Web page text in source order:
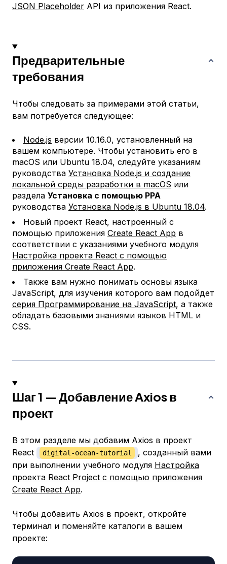
JSON Placeholder API из приложения React.
Предварительные
требования
Чтобы следовать за примерами этой статьи,
вам потребуется следующее:
Node.js версии 10.16.0, установленный на
вашем компьютере. Чтобы установить его в
macOS или Ubuntu 18.04, следуйте указаниям
руководства Установка Node.js и создание
локальной среды разработки в macOS или
раздела Установка с помощью PPA
руководства Установка Node.js в Ubuntu 18.04.
Новый проект React, настроенный с
помощью приложения Create React App в
соответствии с указаниями учебного модуля
Настройка проекта React с помощью
приложения Create React App.
Также вам нужно понимать основы языка
JavaScript, для изучения которого вам подойдет
серия Программирование на JavaScript, а также
обладать базовыми знаниями языков HTML и
CSS.
Шаг 1 — Добавление Axios в
проект
В этом разделе мы добавим Axios в проект
React
digital-ocean-tutorial
, созданный вами
при выполнении учебного модуля Настройка
проекта React Project с помощью приложения
Create React App.
Чтобы добавить Axios в проект, откройте
терминал и поменяйте каталоги в вашем
проекте: